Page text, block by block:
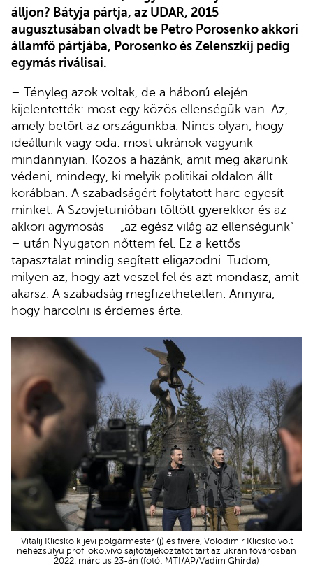
álljon? Bátyja pártja, az UDAR, 2015
augusztusában olvadt be Petro Porosenko akkori
államfő pártjába, Porosenko és Zelenszkij pedig
egymás riválisai.
– Tényleg azok voltak, de a háború elején
kijelentették: most egy közös ellenségük van. Az,
amely betört az országunkba. Nincs olyan, hogy
ideállunk vagy oda: most ukránok vagyunk
mindannyian. Közös a hazánk, amit meg akarunk
védeni, mindegy, ki melyik politikai oldalon állt
korábban. A szabadságért folytatott harc egyesít
minket. A Szovjetunióban töltött gyerekkor és az
akkori agymosás – „az egész világ az ellenségünk”
– után Nyugaton nőttem fel. Ez a kettős
tapasztalat mindig segített eligazodni. Tudom,
milyen az, hogy azt veszel fel és azt mondasz, amit
akarsz. A szabadság megfizethetetlen. Annyira,
hogy harcolni is érdemes érte.
Vitalij Klicsko kijevi polgármester (j) és fivére, Volodimir Klicsko volt
nehézsúlyú profi ökölvívó sajtótájékoztatót tart az ukrán fővárosban
2022. március 23-án (fotó: MTI/AP/Vadim Ghirda)